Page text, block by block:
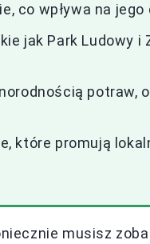
co wpływa na
jak Park Ludowy i
potraw,
które promują
musisz